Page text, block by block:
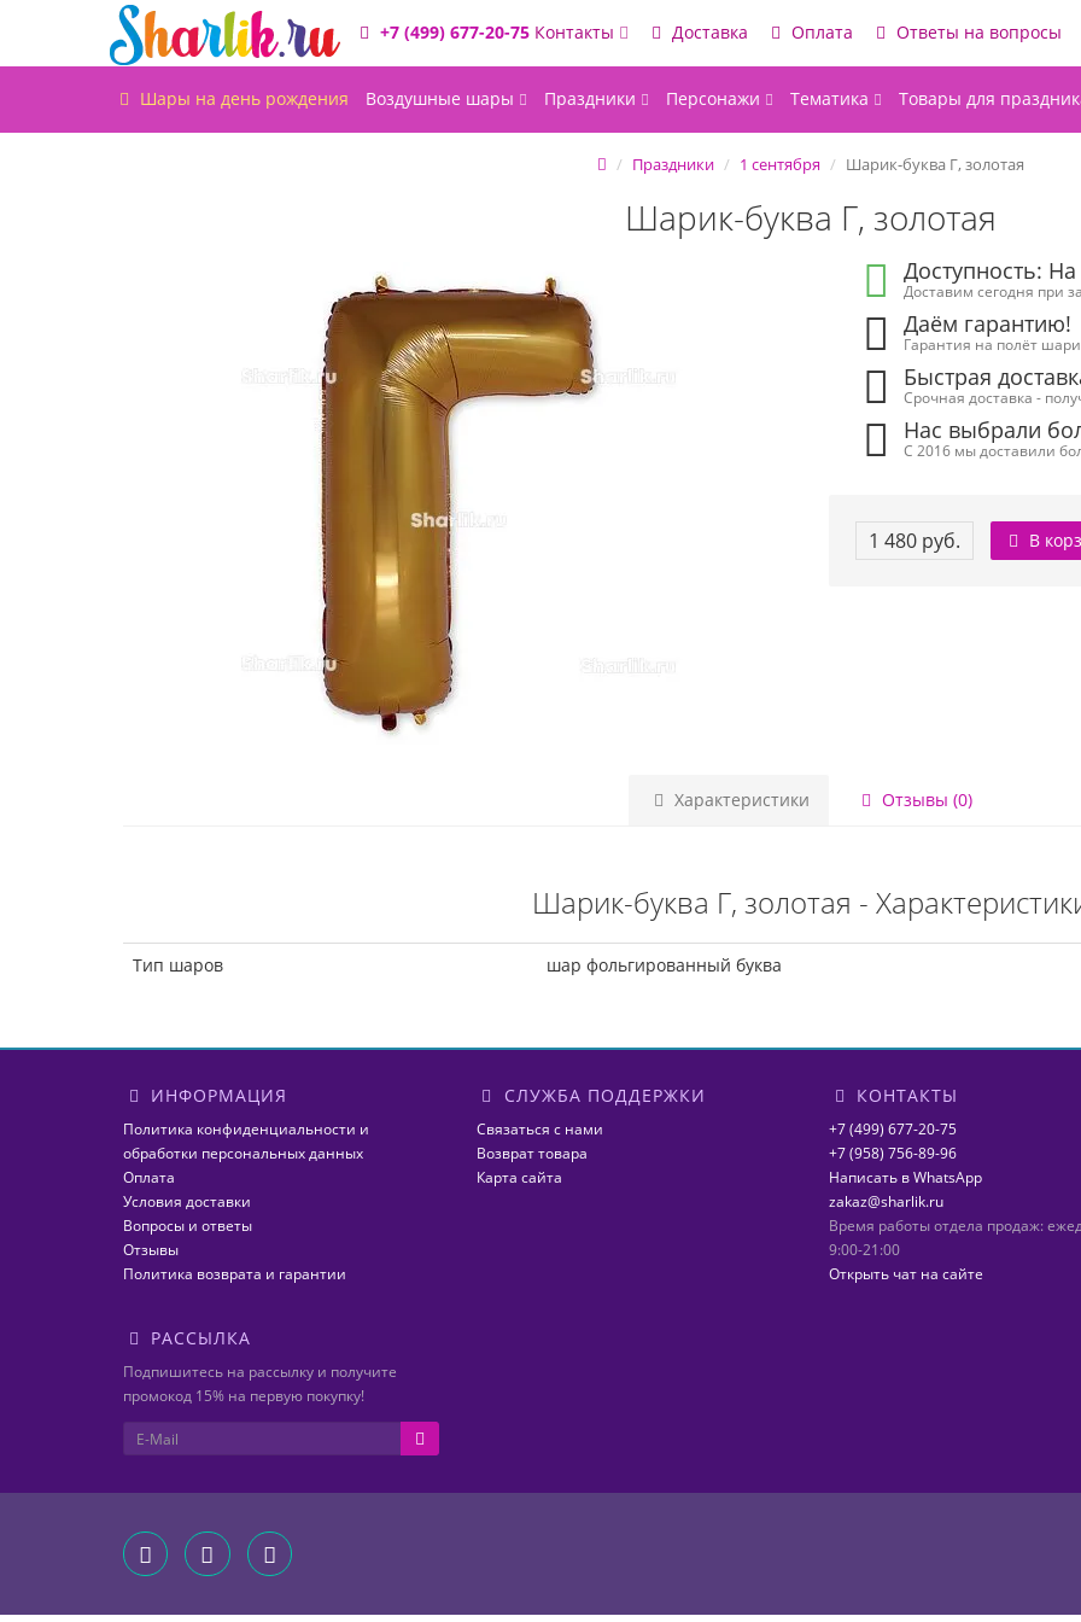
+7 (499) 677-20-75 Контакты Доставка Оплата Ответы на вопросы
Шары на день рождения Воздушные шары Праздники Персонажи Тематика Товары для
Праздники 1 сентября Шарик-буква Г, золотая
Шарик-буква Г, золотая
Доступность: На
Доставим сегодня при
Даём гарантию!
Гарантия на полёт
Быстрая
Срочная доставка -
Нас выбрали
С 2016 мы доставили
1 480 руб. В
Характеристики Отзывы (0)
Шарик-буква Г, золотая -
Тип шаров шар фольгированный буква
ИНФОРМАЦИЯ
Политика конфиденциальности и
обработки персональных данных
Оплата
Условия доставки
Вопросы и ответы
Отзывы
Политика возврата и гарантии
СЛУЖБА ПОДДЕРЖКИ
Связаться с нами
Возврат товара
Карта сайта
КОНТАКТЫ
+7 (499) 677-20-75
+7 (958) 756-89-96
Написать в WhatsApp
zakaz@sharlik.ru
Время работы отдела продаж:
9:00-21:00
Открыть чат на сайте
РАССЫЛКА
Подпишитесь на рассылку и получите
промокод 15% на первую покупку!